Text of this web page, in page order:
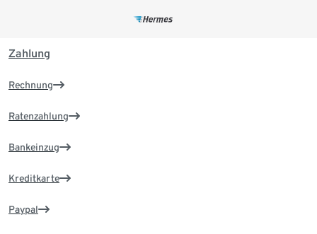
Zahlung
Rechnung
Ratenzahlung
Bankeinzug
Kreditkarte
Paypal